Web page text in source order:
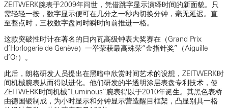
ZEITWERK腕表于2009年问世，凭借跳字显示演绎时间的新面貌。只
需轻轻一按，数字显示便可在几分之一秒内切换分钟，毫无延迟。直
至整点时，三枚数字盘同时瞬时向前推进一格。
这款突破性时计在著名的日内瓦高级钟表大奖赛在（Grand Prix
d’Horlogerie de Genève）一举荣获最高殊荣“金指针奖”（Aiguille
d’Or）。
此后，朗格研发人员提出在黑暗中欣赏时间艺术的设想，ZEITWERK时
间机械腕表从而得以进化。他们研发的半透明涂层表盘专利技术，使
ZEITWERK时间机械“Luminous”腕表得以于2010年诞生。其黑色表桥
由德国银制成，为小时显示和分钟显示营造醒目框架，凸显别具一格